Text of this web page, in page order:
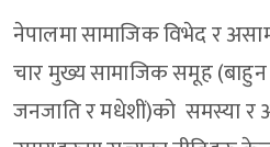
नेपालमा सामाजिक विभेद र
चार मुख्य सामाजिक समूह (बाहुन
जनजाति र मधेशीं)को समस्या र